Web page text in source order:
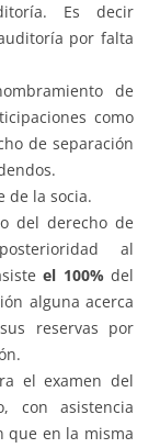
Es decir
por falta
de
como
de separación
de la socia.
del derecho de
al
el 100%del
alguna acerca
reservas por
el examen del
con asistencia
que en la misma